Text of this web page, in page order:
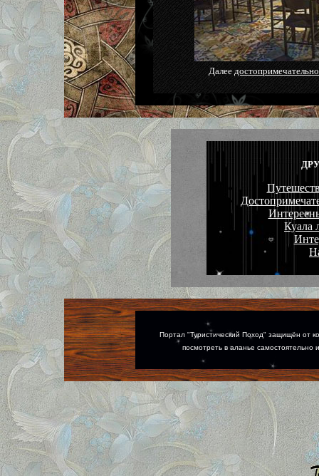
Далее
Куала
Портал "Туристический Поход" защищён от
посмотреть в аланье самостоятельно